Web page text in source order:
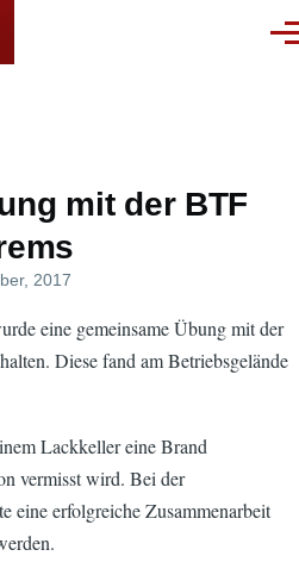
mit der BTF
2017
eine gemeinsame Übung mit der
Diese fand am Betriebsgelände
Lackkeller eine Brand
vermisst wird. Bei der
eine erfolgreiche Zusammenarbeit